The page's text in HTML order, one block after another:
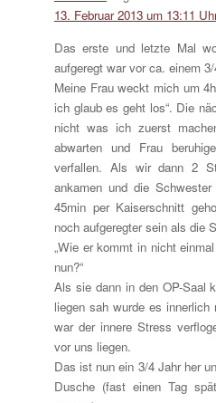
13. Februar 2013 um 13:11
Das erste und letzte Mal
aufgeregt war vor ca. einem
Meine Frau weckt mich um
ich glaub es geht los“. Die
nicht was ich zuerst
abwarten und Frau
verfallen. Als wir dann 2
ankamen und die
45min per Kaiserschnitt
noch aufgeregter sein als die
„Wie er kommt in nicht
nun?“
Als sie dann in den OP-Saal
liegen sah wurde es
war der innere Stress
vor uns liegen.
Das ist nun ein 3/4 Jahr her
Dusche (fast einen Tag